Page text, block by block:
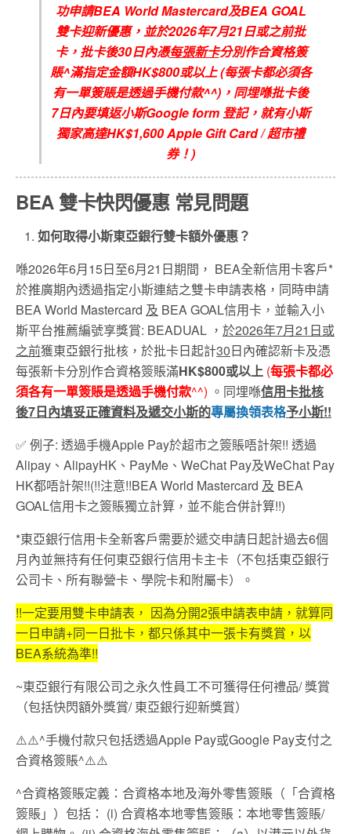
功申請BEA World Mastercard及BEA GOAL
雙卡迎新優惠，並於2026年7月21日或之前批
卡，批卡後30日內憑每張新卡分別作合資格簽
賬^滿指定金額HK$800或以上(每張卡都必須各
有一單簽賬是透過手機付款^^) ，同埋喺批卡後
7日內要填返小斯Google form 登記，就有小斯
獨家高達HK$1,600 Apple Gift Card /超市禮
券！)
BEA 雙卡快閃優惠 常見問題
如何取得小斯東亞銀行雙卡額外優惠？
喺2026年6月15日至6月21日期間， BEA全新信用卡客戶*
於推廣期內透過指定小斯連結之雙卡申請表格，同時申請
BEA World Mastercard 及 BEA GOAL信用卡，並輸入小
斯平台推薦編號享獎賞: BEADUAL ， 於2026年7月21 日或
之前獲東亞銀行批核，於批卡日起計30日內確認新卡及憑
每張新卡分別作合資格簽賬滿HK$800或以上 (每張卡都必
須各有一單簽賬是透過手機付款^^) 。同埋喺信用卡批核
後7日內填妥正確資料及遞交小斯的專屬換領表格予小斯!!
✅ 例子: 透過手機Apple Pay於超市之簽賬唔計架!! 透過
Alipay、AlipayHK、PayMe、WeChat Pay及WeChat Pay
HK都唔計架!!(!!注意!!BEA World Mastercard 及 BEA
GOAL信用卡之簽賬獨立計算，並不能合併計算!!)
*東亞銀行信用卡全新客戶需要於遞交申請日起計過去6個
月內並無持有任何東亞銀行信用卡主卡（不包括東亞銀行
公司卡、所有聯營卡、學院卡和附屬卡）。
!!一定要用雙卡申請表， 因為分開2張申請表申請，就算同
一日申請+同一日批卡，都只係其中一張卡有獎賞，以
BEA系統為準!!
~東亞銀行有限公司之永久性員工不可獲得任何禮品/ 獎賞
（包括快閃額外獎賞/ 東亞銀行迎新獎賞）
⚠️⚠️^手機付款只包括透過Apple Pay或Google Pay支付之
合資格簽賬^⚠️⚠️
^合資格簽賬定義：合資格本地及海外零售簽賬（「合資格
簽賬」）包括： (i) 合資格本地零售簽賬：本地零售簽賬/